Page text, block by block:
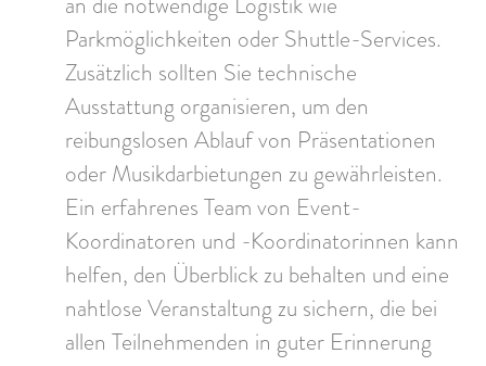
Parkmöglichkeiten oder Shuttle-Services.
Zusätzlich sollten Sie technische
Ausstattung organisieren, um den
reibungslosen Ablauf von Präsentationen
oder Musikdarbietungen zu gewährleisten.
Ein erfahrenes Team von Event-
Koordinatoren und -Koordinatorinnen kann
helfen, den Überblick zu behalten und eine
nahtlose Veranstaltung zu sichern, die bei
allen Teilnehmenden in guter Erinnerung